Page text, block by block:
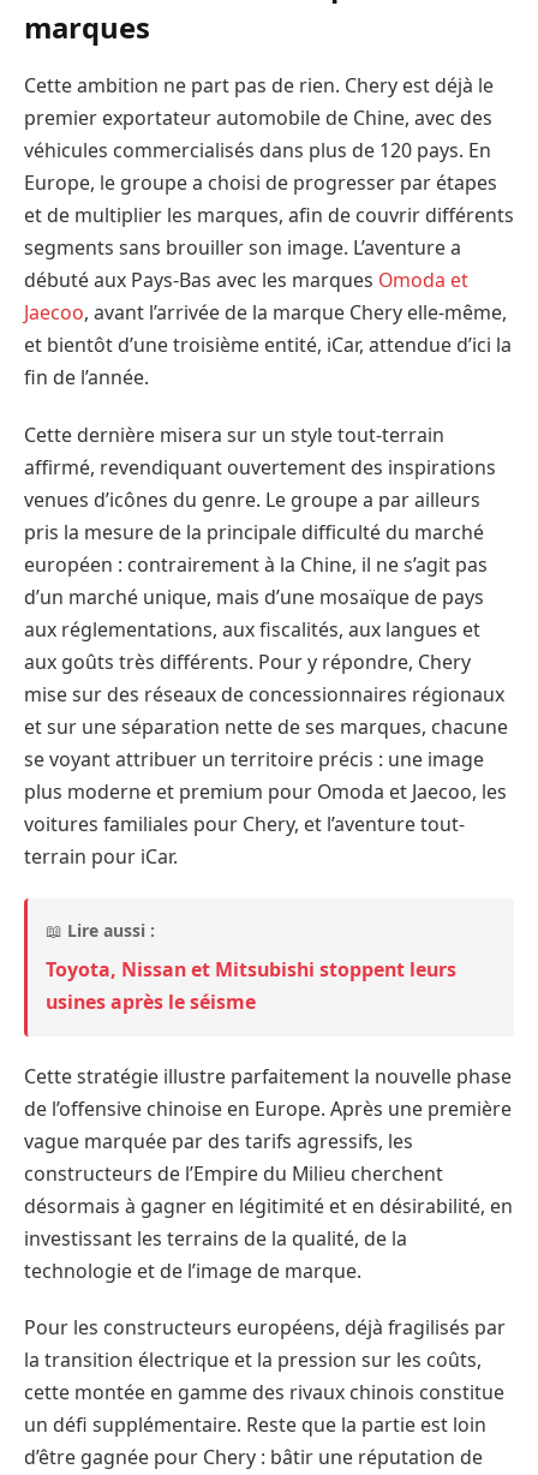
marques
Cette ambition ne part pas de rien. Chery est déjà le
premier exportateur automobile de Chine, avec des
véhicules commercialisés dans plus de 120 pays. En
Europe, le groupe a choisi de progresser par étapes
et de multiplier les marques, afin de couvrir différents
segments sans brouiller son image. L’aventure a
débuté aux Pays-Bas avec les marques Omoda et
Jaecoo, avant l’arrivée de la marque Chery elle-même,
et bientôt d’une troisième entité, iCar, attendue d’ici la
fin de l’année.
Cette dernière misera sur un style tout-terrain
affirmé, revendiquant ouvertement des inspirations
venues d’icônes du genre. Le groupe a par ailleurs
pris la mesure de la principale difficulté du marché
européen : contrairement à la Chine, il ne s’agit pas
d’un marché unique, mais d’une mosaïque de pays
aux réglementations, aux fiscalités, aux langues et
aux goûts très différents. Pour y répondre, Chery
mise sur des réseaux de concessionnaires régionaux
et sur une séparation nette de ses marques, chacune
se voyant attribuer un territoire précis : une image
plus moderne et premium pour Omoda et Jaecoo, les
voitures familiales pour Chery, et l’aventure tout-
terrain pour iCar.
📖 Lire aussi :
Toyota, Nissan et Mitsubishi stoppent leurs
usines après le séisme
Cette stratégie illustre parfaitement la nouvelle phase
de l’offensive chinoise en Europe. Après une première
vague marquée par des tarifs agressifs, les
constructeurs de l’Empire du Milieu cherchent
désormais à gagner en légitimité et en désirabilité, en
investissant les terrains de la qualité, de la
technologie et de l’image de marque.
Pour les constructeurs européens, déjà fragilisés par
la transition électrique et la pression sur les coûts,
cette montée en gamme des rivaux chinois constitue
un défi supplémentaire. Reste que la partie est loin
d’être gagnée pour Chery : bâtir une réputation de